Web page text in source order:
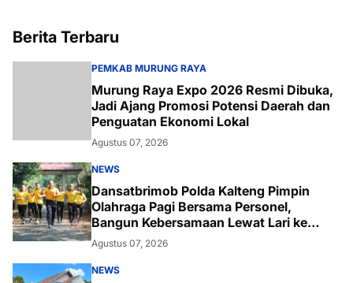
Berita Terbaru
PEMKAB MURUNG RAYA
Murung Raya Expo 2026 Resmi Dibuka,
Jadi Ajang Promosi Potensi Daerah dan
Penguatan Ekonomi Lokal
Agustus 07, 2026
NEWS
Dansatbrimob Polda Kalteng Pimpin
Olahraga Pagi Bersama Personel,
Bangun Kebersamaan Lewat Lari ke
Bukit Baranahu
Agustus 07, 2026
NEWS